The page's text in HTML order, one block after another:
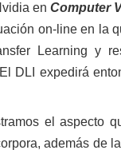
enComputer
on-line en la
Learning y
DLI expedirá
el aspecto
además de